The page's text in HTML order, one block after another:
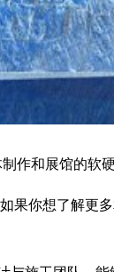
作和展馆的软
你想了解更